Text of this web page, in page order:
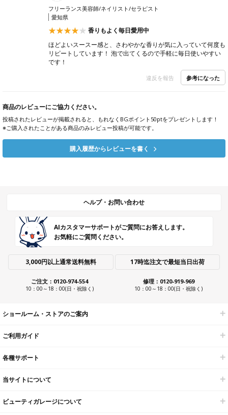
フリーランス美容師/ネイリスト/セラピスト
愛知県
香りもよく毎日愛用中
ほどよいスースー感と、さわやかな香りが気に入っていて何度も
リピートしています！ 泡で出てくるので手軽に毎日使いやすい
です！
違反を報告 参考になった
商品のレビューにご協力ください。
投稿されたレビューが掲載されると、もれなくBGポイント50ptをプレゼントします！
※ご購入されたことがある商品のみレビュー投稿が可能です。
購入履歴からレビューを書く
ヘルプ・お問い合わせ
AIカスタマーサポートがご質問にお答えします。
お気軽にご質問ください。
3,000円以上通常送料無料 17時迄注文で最短当日出荷
ご注文：0120-974-554
10：00～18：00(日・祝除く)
修理：0120-919-969
10：00～18：00(日・祝除く)
ショールーム・ストアのご案内
ご利用ガイド
各種サポート
当サイトについて
ビューティガレージについて